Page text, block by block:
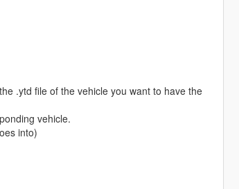
.ytd file of the vehicle you want to have the
vehicle.
into)